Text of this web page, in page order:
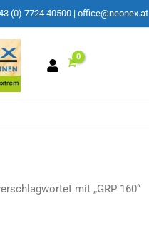
(0) 7724 40500 | office@neonex.at
mit „GRP 160“